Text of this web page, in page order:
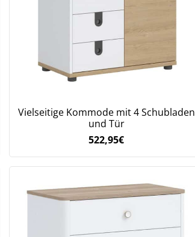
Vielseitige Kommode mit 4 Schubladen
und Tür
522,95€